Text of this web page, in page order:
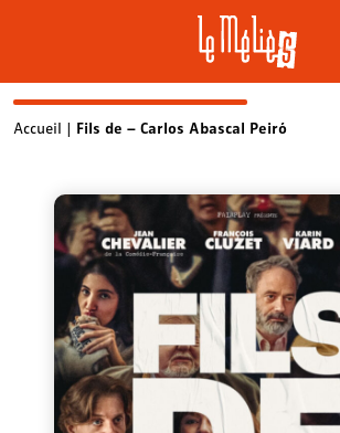
SkipAccueil | Fils de – Carlos Abascal Peiró